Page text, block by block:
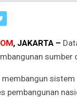
, JAKARTA –
sumber
membangun
pembangunan